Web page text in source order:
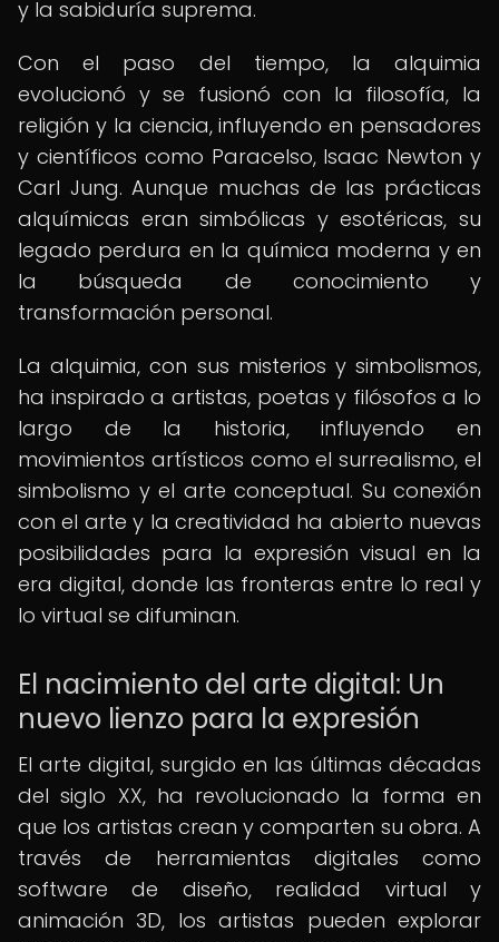
y la sabiduría suprema.
Con el paso del tiempo, la alquimia
evolucionó y se fusionó con la filosofía, la
religión y la ciencia, influyendo en pensadores
y científicos como Paracelso, Isaac Newton y
Carl Jung. Aunque muchas de las prácticas
alquímicas eran simbólicas y esotéricas, su
legado perdura en la química moderna y en
la búsqueda de conocimiento y
transformación personal.
La alquimia, con sus misterios y simbolismos,
ha inspirado a artistas, poetas y filósofos a lo
largo de la historia, influyendo en
movimientos artísticos como el surrealismo, el
simbolismo y el arte conceptual. Su conexión
con el arte y la creatividad ha abierto nuevas
posibilidades para la expresión visual en la
era digital, donde las fronteras entre lo real y
lo virtual se difuminan.
El nacimiento del arte digital: Un
nuevo lienzo para la expresión
El arte digital, surgido en las últimas décadas
del siglo XX, ha revolucionado la forma en
que los artistas crean y comparten su obra. A
través de herramientas digitales como
software de diseño, realidad virtual y
animación 3D, los artistas pueden explorar